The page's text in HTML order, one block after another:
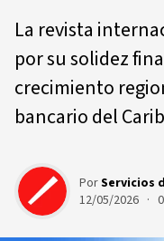
La revista
por su solidez
crecimiento
bancario del
PorServicios
12/05/2026 ·